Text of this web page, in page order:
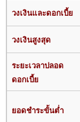
วงเงินและดอกเบี้ย
วงเงินสูงสุด
ระยะเวลาปลอด
ดอกเบี้ย
ยอดชำระขั้นต่ำ